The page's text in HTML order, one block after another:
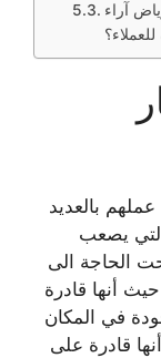
آراء
بالعديد
يصعب
الحاجة الى
أنها قادرة
في المكان
قادرة على